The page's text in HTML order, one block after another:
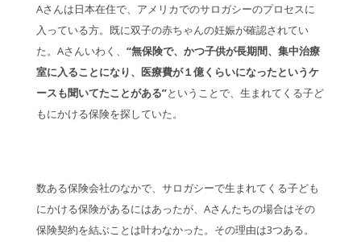
Aさんは日本在住で、アメリカでのサロガシーのプロセスに
入っている方。既に双子の赤ちゃんの妊娠が確認されてい
た。Aさんいわく、 “無保険で、かつ子供が長期間、集中治療
室に入ることになり、医療費が１億くらいになったというケ
ースも聞いてたことがある”ということで、生まれてくる子ど
もにかける保険を探していた。
数ある保険会社のなかで、サロガシーで生まれてくる子ども
にかける保険があるにはあったが、Aさんたちの場合はその
保険契約を結ぶことは叶わなかった。その理由は3つある。